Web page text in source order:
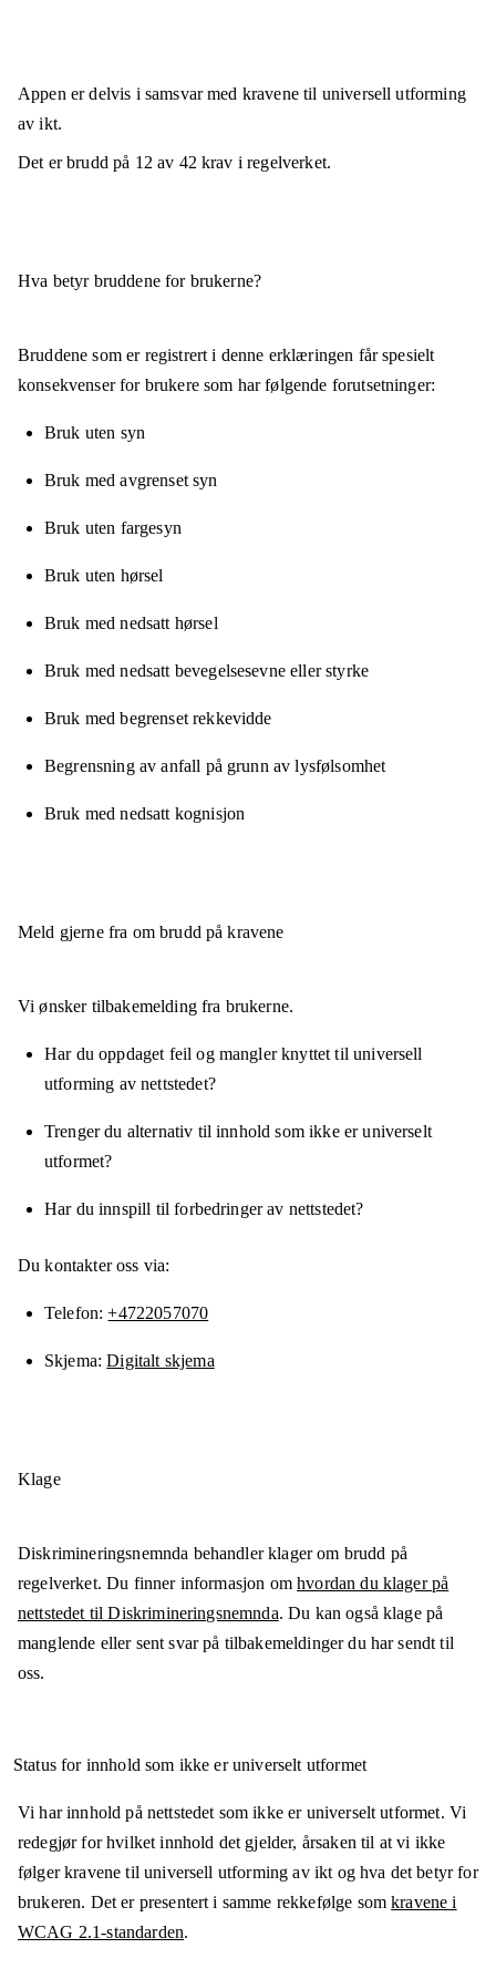
Appen erdelvis i samsvarmed kravene til universell utforming
av ikt.
Det er brudd på 12av 42krav i regelverket.
Hva betyr bruddene for brukerne?
Bruddene som er registrert i denne erklæringen får spesielt
konsekvenser for brukere som har følgende forutsetninger:
Bruk uten syn
Bruk med avgrenset syn
Bruk uten fargesyn
Bruk uten hørsel
Bruk med nedsatt hørsel
Bruk med nedsatt bevegelsesevne eller styrke
Bruk med begrenset rekkevidde
Begrensning av anfall på grunn av lysfølsomhet
Bruk med nedsatt kognisjon
Meld gjerne fra om brudd på kravene
Vi ønsker tilbakemelding fra brukerne.
Har du oppdaget feil og mangler knyttet til universell
utforming av nettstedet?
Trenger du alternativ til innhold som ikke er universelt
utformet?
Har du innspill til forbedringer av nettstedet?
Du kontakter oss via:
Telefon +4722057070
Skjema Digitalt skjema
Klage
Diskrimineringsnemnda behandler klager om brudd på
regelverket. Du finner informasjon omhvordan du klager på
nettstedet til Diskrimineringsnemnda. Du kan også klage på
manglende eller sent svar på tilbakemeldinger du har sendt til
oss.
Status for innhold som ikke er universelt utformet
Vi har innhold på nettstedet som ikke er universelt utformet. Vi
redegjør for hvilket innhold det gjelder, årsaken til at vi ikke
følger kravene til universell utforming av ikt og hva det betyr for
brukeren. Det er presentert i samme rekkefølge somkravene i
WCAG 2.1-standarden.